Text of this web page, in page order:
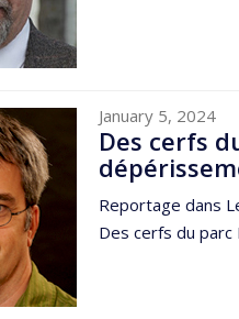
January 5, 2024
Des cerfs
Reportage dans
Des cerfs du parc